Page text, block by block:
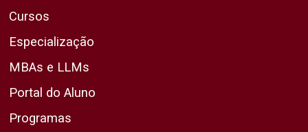
Cursos
Especialização
MBAs e LLMs
Portal do Aluno
Programas